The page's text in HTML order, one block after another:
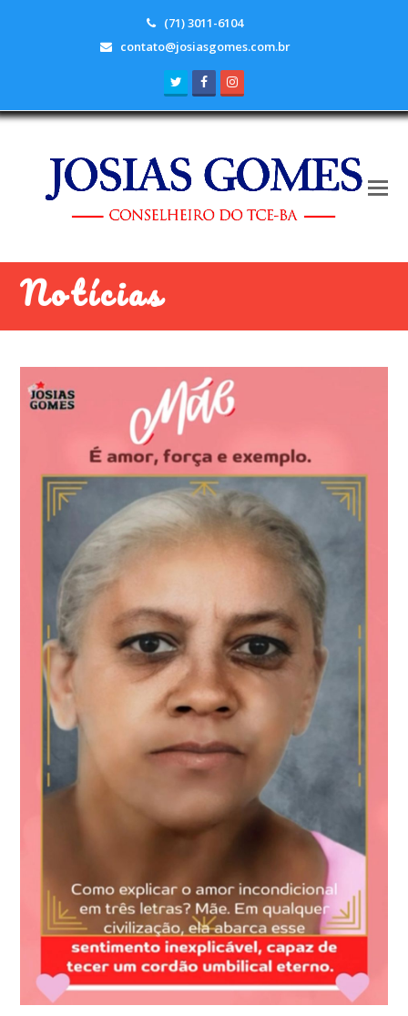
(71) 3011-6104
contato@josiasgomes.com.br
TwitterFacebook
Notícias